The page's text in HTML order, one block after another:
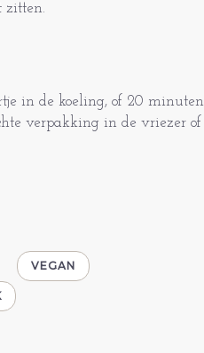
zitten.
in de koeling, of 20 minuten
verpakking in de vriezer of
VEGAN